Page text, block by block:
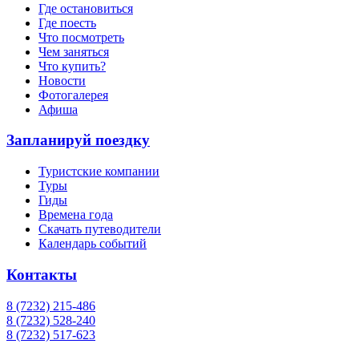
Где остановиться
Где поесть
Что посмотреть
Чем заняться
Что купить?
Новости
Фотогалерея
Афиша
Запланируй поездку
Туристские компании
Туры
Гиды
Времена года
Скачать путеводители
Календарь событий
Контакты
8 (7232) 215-486
8 (7232) 528-240
8 (7232) 517-623